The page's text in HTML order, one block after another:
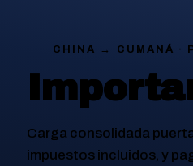
CHINA → CUMANÁ ·
Carga consolidada
impuestos incluidos, y